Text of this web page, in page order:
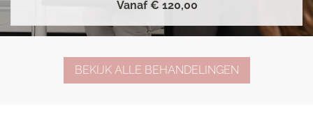
Vanaf€ 120,00
BEKIJK ALLE BEHANDELINGEN